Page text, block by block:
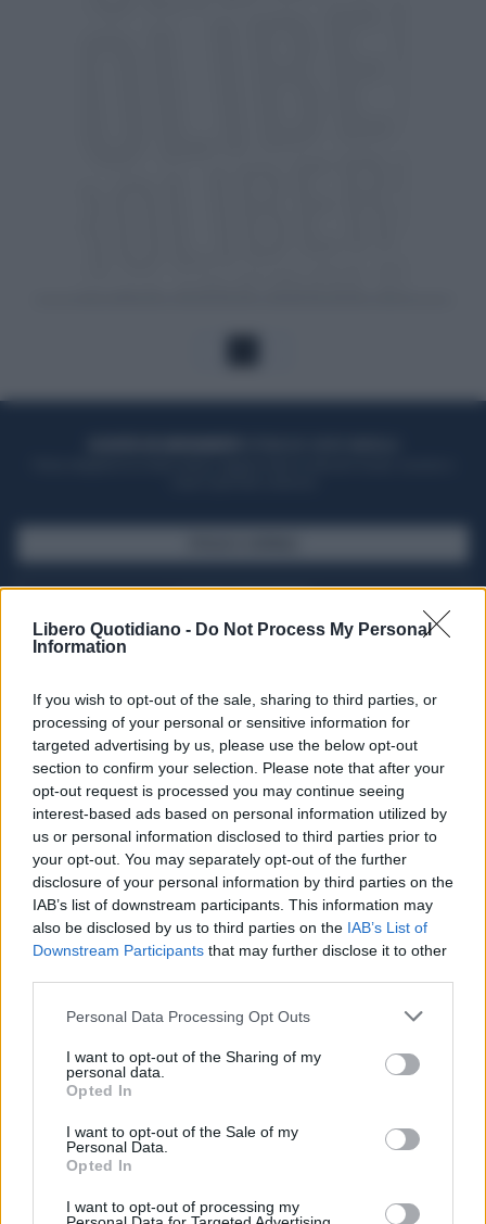
Libero Quotidiano - Do Not Process My Personal
Information
If you wish to opt-out of the sale, sharing to third parties, or
processing of your personal or sensitive information for
targeted advertising by us, please use the below opt-out
section to confirm your selection. Please note that after your
opt-out request is processed you may continue seeing
interest-based ads based on personal information utilized by
us or personal information disclosed to third parties prior to
your opt-out. You may separately opt-out of the further
disclosure of your personal information by third parties on the
IAB’s list of downstream participants. This information may
also be disclosed by us to third parties on the IAB’s List of
Downstream Participants that may further disclose it to other
Personal Data Processing Opt Outs
I want to opt-out of the Sharing of my
personal data.
Opted In
I want to opt-out of the Sale of my
Personal Data.
Opted In
I want to opt-out of processing my
Seguici su Google Discover
Segui Libero Quotidiano su Google Discover
Scegli Libero Quotidiano come fonte preferita
SPETTACOLI
SCIENZA E TECH